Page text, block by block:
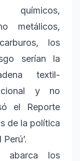
metálicos,
los
serían la
textil-
y no
el Reporte
de la política
abarca los